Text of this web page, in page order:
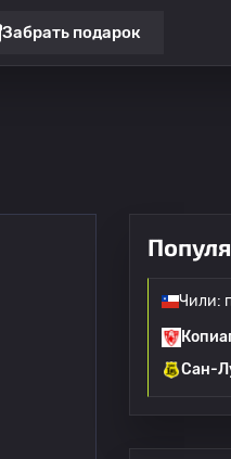
Забрать подарок
Чили:
Сан-